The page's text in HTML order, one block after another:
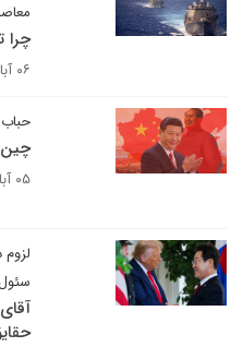
چرا
۰۶ آبان ۱۴۰۴
۰۵ آبان ۱۴۰۴